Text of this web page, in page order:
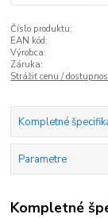
Číslo produktu:
EAN kód:
Výrobca:
Záruka:
Strážiť cenu /
Kompletné
Parametre
Kompletné